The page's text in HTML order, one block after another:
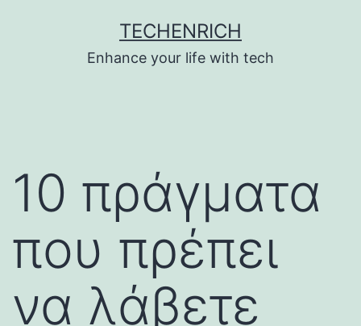
TECHENRICH
Enhance your life with tech
10 πράγματα
που πρέπει
να λάβετε